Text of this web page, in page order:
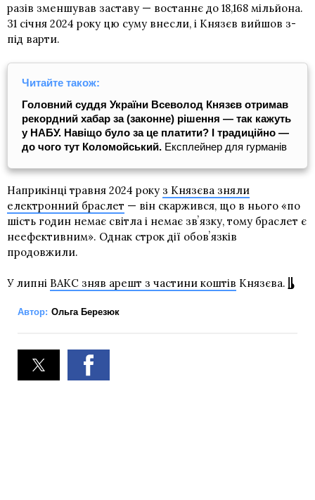
разів зменшував заставу — востаннє до 18,168 мільйона.
31 січня 2024 року цю суму внесли, і Князєв вийшов з-
під варти.
Читайте також:
Головний суддя України Всеволод Князєв отримав
рекордний хабар за (законне) рішення — так кажуть
у НАБУ. Навіщо було за це платити? І традиційно —
до чого тут Коломойський. Експлейнер для гурманів
Наприкінці травня 2024 року з Князєва зняли
електронний браслет — він скаржився, що в нього «по
шість годин немає світла і немає звʼязку, тому браслет є
неефективним». Однак строк дії обовʼязків
продовжили.
У липні ВАКС зняв арешт з частини коштів Князєва.
Автор: Ольга Березюк